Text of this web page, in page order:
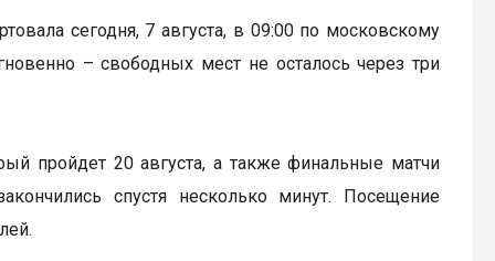
сегодня, 7 августа, в 09:00 по московскому
– свободных мест не осталось через три
пройдет 20 августа, а также финальные матчи
спустя несколько минут. Посещение